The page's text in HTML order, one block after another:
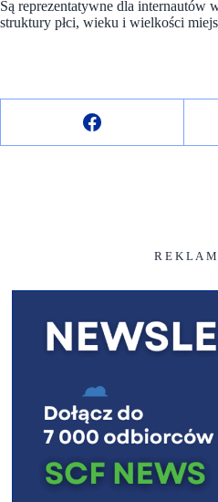
Są reprezentatywne dla internautów
struktury płci, wieku i wielkości
R E K L A M